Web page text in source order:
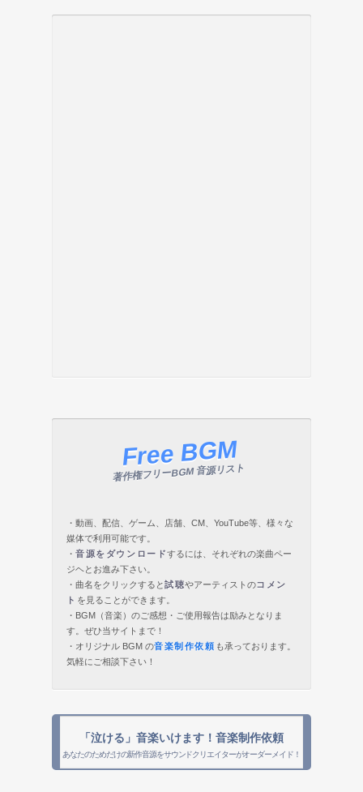
Free BGM
著作権フリーBGM 音源リスト
・動画、配信、ゲーム、店舗、CM、YouTube等、様々な
媒体で利用可能です。
・ 音源をダウンロードするには、それぞれの楽曲ペー
ジヘとお進み下さい。
・曲名をクリックすると試聴やアーティストのコメン
ト を見ることができます。
・BGM（音楽）のご感想・ご使用報告は励みとなりま
す。ぜひ当サイトまで！
・オリジナル BGM の音楽制作依頼 も承っております。
気軽にご相談下さい！
「泣ける」音楽いけます！音楽制作依頼
あなたのためだけの新作音源をサウンドクリエイターがオーダーメイド！